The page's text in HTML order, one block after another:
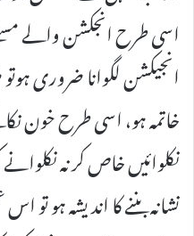
اسی طرح انجکشن والے
انجیکشن لگوانا ضروری ہوتو
خاتمہ ہو، اسی طرح خون
نکلوائیں خاص کر نہ
نشانہ بننے کا اندیشہ ہو تو